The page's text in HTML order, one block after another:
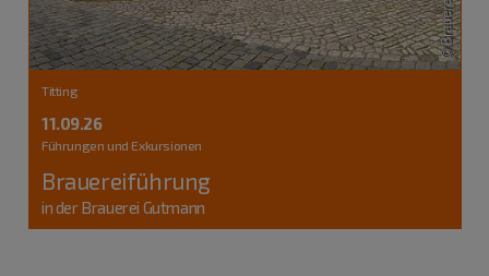
Titting
11.09.26
Führungen und Exkursionen
Brauereiführung
in der Brauerei Gutmann